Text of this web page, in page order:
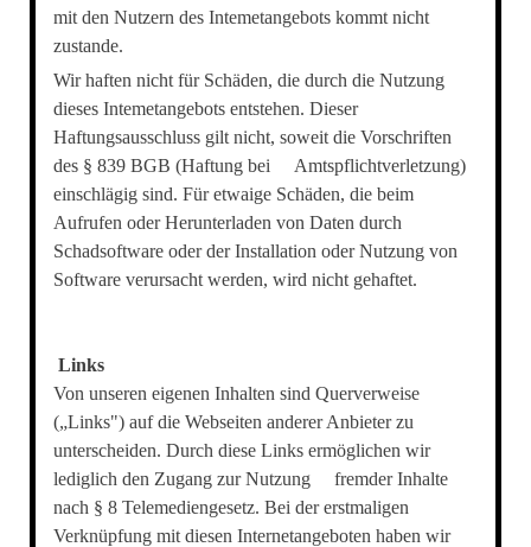
mit den Nutzern des Intemetangebots kommt nicht
zustande.
Wir haften nicht für Schäden, die durch die Nutzung
dieses Intemetangebots entstehen. Dieser
Haftungsausschluss gilt nicht, soweit die Vorschriften
des § 839 BGB (Haftung bei Amtspflichtverletzung)
einschlägig sind. Für etwaige Schäden, die beim
Aufrufen oder Herunterladen von Daten durch
Schadsoftware oder der Installation oder Nutzung von
Software verursacht werden, wird nicht gehaftet.
Links
Von unseren eigenen Inhalten sind Querverweise
(„Links") auf die Webseiten anderer Anbieter zu
unterscheiden. Durch diese Links ermöglichen wir
lediglich den Zugang zur Nutzung fremder Inhalte
nach § 8 Telemediengesetz. Bei der erstmaligen
Verknüpfung mit diesen Internetangeboten haben wir